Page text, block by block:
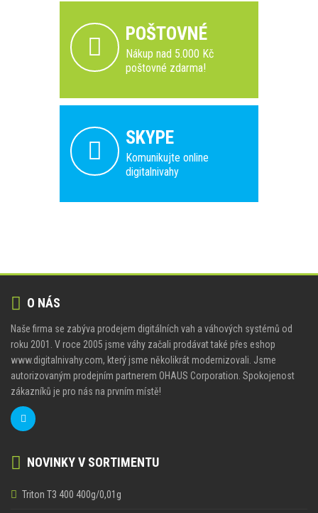
POŠTOVNÉ
Nákup nad 5.000 Kč
poštovné zdarma!
SKYPE
Komunikujte online
digitalnivahy
O NÁS
Naše firma se zabýva prodejem digitálních vah a váhových systémů od
roku 2001. V roce 2005 jsme váhy začali prodávat také přes eshop
www.digitalnivahy.com, který jsme několikrát modernizovali. Jsme
autorizovaným prodejním partnerem OHAUS Corporation. Spokojenost
zákazníků je pro nás na prvním místě!
NOVINKY V SORTIMENTU
Triton T3 400 400g/0,01g